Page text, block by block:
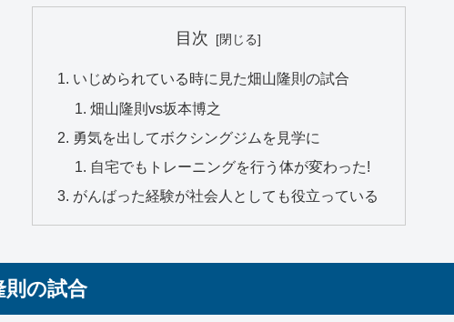
目次
いじめられている時に見た畑山隆則の試合
畑山隆則vs坂本博之
勇気を出してボクシングジムを見学に
自宅でもトレーニングを行う体が変わった!
がんばった経験が社会人としても役立っている
の試合